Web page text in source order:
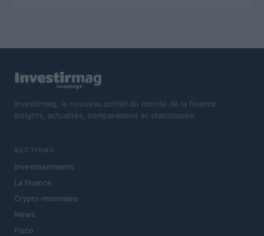
Investirmag, le nouveau portail du monde de la finance.
Insights, actualités, comparaisons et statistiques.
SECTIONS
Investissements
La finance
Crypto-monnaies
News
Fisco